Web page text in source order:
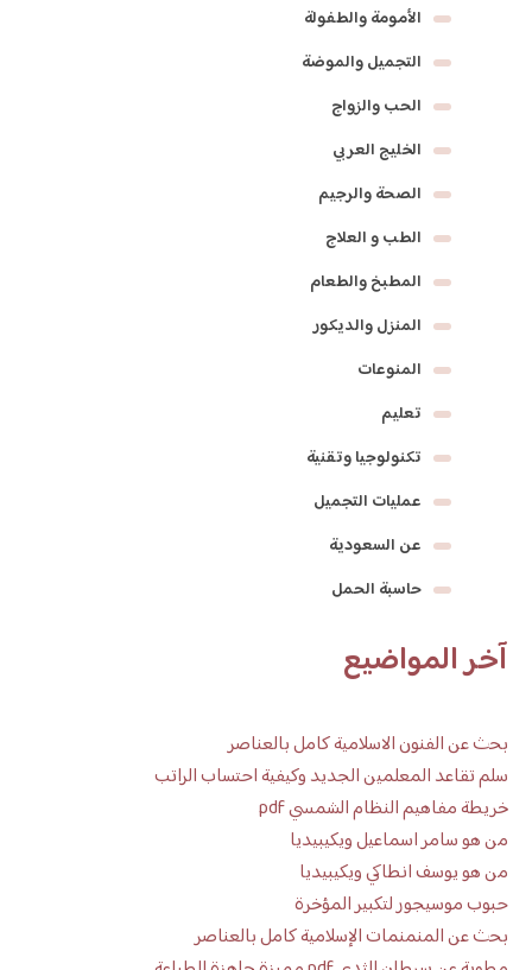
الأمومة والطفولة
التجميل والموضة
الحب والزواج
الخليج العربي
الصحة والرجيم
الطب و العلاج
المطبخ والطعام
المنزل والديكور
المنوعات
تعليم
تكنولوجيا وتقنية
عمليات التجميل
عن السعودية
حاسبة الحمل
آخر المواضيع
بحث عن الفنون الاسلامية كامل بالعناصر
سلم تقاعد المعلمين الجديد وكيفية احتساب الراتب
خريطة مفاهيم النظام الشمسي pdf
من هو سامر اسماعيل ويكيبيديا
من هو يوسف انطاكي ويكيبيديا
حبوب موسيجور لتكبير المؤخرة
بحث عن المنمنمات الإسلامية كامل بالعناصر